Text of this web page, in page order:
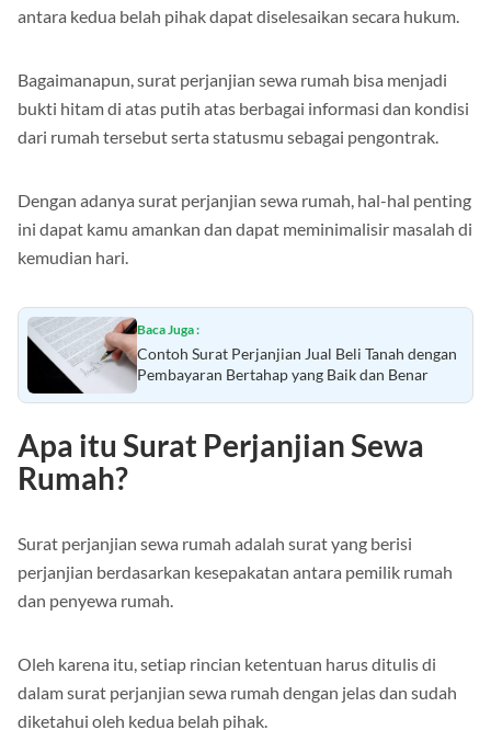
antara kedua belah pihak dapat diselesaikan secara hukum.
Bagaimanapun, surat perjanjian sewa rumah bisa menjadi
bukti hitam di atas putih atas berbagai informasi dan kondisi
dari rumah tersebut serta statusmu sebagai pengontrak.
Dengan adanya surat perjanjian sewa rumah, hal-hal penting
ini dapat kamu amankan dan dapat meminimalisir masalah di
kemudian hari.
Baca Juga :
Contoh Surat Perjanjian Jual Beli Tanah dengan
Pembayaran Bertahap yang Baik dan Benar
Apa itu Surat Perjanjian Sewa
Rumah?
Surat perjanjian sewa rumah adalah surat yang berisi
perjanjian berdasarkan kesepakatan antara pemilik rumah
dan penyewa rumah.
Oleh karena itu, setiap rincian ketentuan harus ditulis di
dalam surat perjanjian sewa rumah dengan jelas dan sudah
diketahui oleh kedua belah pihak.